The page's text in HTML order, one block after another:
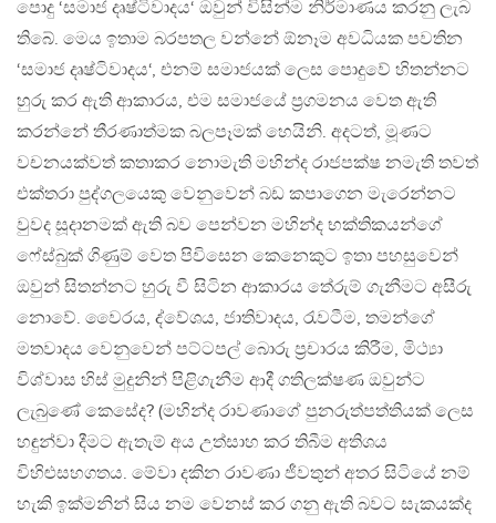
පොදු ‘සමාජ දෘෂ්ටිවාදය‘ ඔවුන් විසින්ම නිර්මාණය කරනු ලැබ
තිබේ. මෙය ඉතාම බරපතල වන්නේ ඕනෑම අවධියක පවතින
‘සමාජ දෘෂ්ටිවාදය‘, එනම් සමාජයක් ලෙස පොදුවේ හිතන්නට
හුරු කර ඇති ආකාරය, එම සමාජයේ ප්‍රගමනය වෙත ඇති
කරන්නේ තීරණාත්මක බලපෑමක් හෙයිනි. අදටත්, මූණට
වචනයක්වත් කතාකර නොමැති මහින්ද රාජපක්ෂ නමැති තවත්
එක්තරා පුද්ගලයෙකු වෙනුවෙන් බඩ කපාගෙන මැරෙන්නට
වුවද සූදානමක් ඇති බව පෙන්වන මහින්ද භක්තිකයන්ගේ
ෆේස්බුක් ගිණුම් වෙත පිවිසෙන කෙනෙකුට ඉතා පහසුවෙන්
ඔවුන් සිතන්නට හුරු වී සිටින ආකාරය තේරුම් ගැනීමට අසීරු
නොවේ. වෛරය, ද්වේශය, ජාතිවාදය, රැවටීම, තමන්ගේ
මතවාදය වෙනුවෙන් පට්ටපල් බොරු ප්‍රචාරය කිරීම, මිථ්‍යා
විශ්වාස හිස් මුදුනින් පිළිගැනීම ආදී ගතිලක්ෂණ ඔවුන්ට
ලැබුණේ කෙසේද? (මහින්ද රාවණාගේ පුනරුත්පත්තියක් ලෙස
හඳුන්වා දීමට ඇතැම් අය උත්සාහ කර තිබීම අතිශය
විහිළුසහගතය. මේවා දකින රාවණා ජීවතුන් අතර සිටියේ නම්
හැකි ඉක්මනින් සිය නම වෙනස් කර ගනු ඇති බවට සැකයක්ද